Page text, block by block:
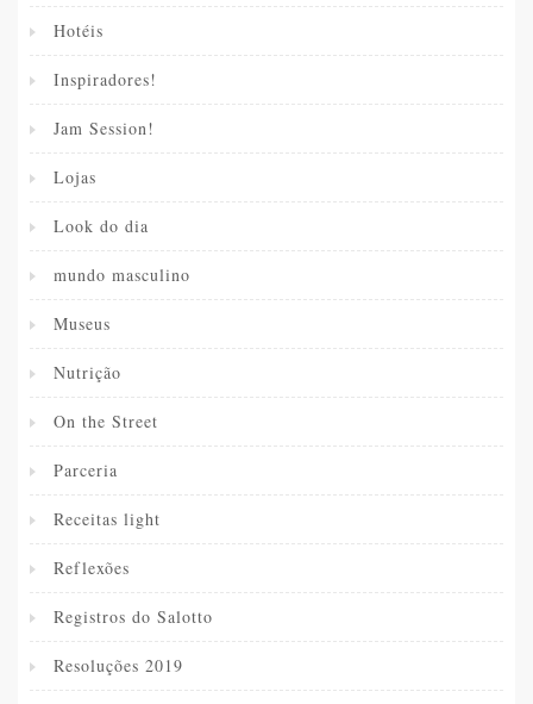
Hotéis
Inspiradores!
Jam Session!
Lojas
Look do dia
mundo masculino
Museus
Nutrição
On the Street
Parceria
Receitas light
Reflexões
Registros do Salotto
Resoluções 2019